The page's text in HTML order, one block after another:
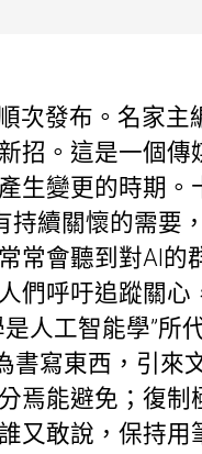
次發布。名家主
招。這是一個傳
生變更的時期。
持續關懷的需要
常會聽到對AI的
們呼吁追蹤關心
人工智能學”所
書寫東西，引來
焉能避免；復制
又敢說，保持用